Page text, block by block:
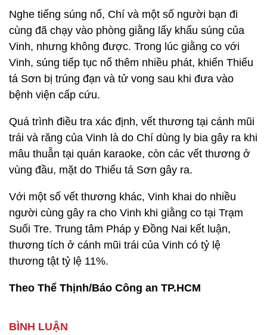
Nghe tiếng súng nổ, Chí và một số người bạn đi
cùng đã chạy vào phòng giằng lấy khẩu súng của
Vinh, nhưng không được. Trong lúc giằng co với
Vinh, súng tiếp tục nổ thêm nhiều phát, khiến Thiếu
tá Sơn bị trúng đạn và tử vong sau khi đưa vào
bệnh viện cấp cứu.
Quá trình điều tra xác định, vết thương tại cánh mũi
trái và răng của Vinh là do Chí dùng ly bia gây ra khi
mâu thuẫn tại quán karaoke, còn các vết thương ở
vùng đầu, mặt do Thiếu tá Sơn gây ra.
Với một số vết thương khác, Vinh khai do nhiều
người cùng gây ra cho Vinh khi giằng co tại Trạm
Suối Tre. Trung tâm Pháp y Đồng Nai kết luận,
thương tích ở cánh mũi trái của Vinh có tỷ lệ
thương tật tỷ lệ 11%.
Theo Thể Thịnh/Báo Công an TP.HCM